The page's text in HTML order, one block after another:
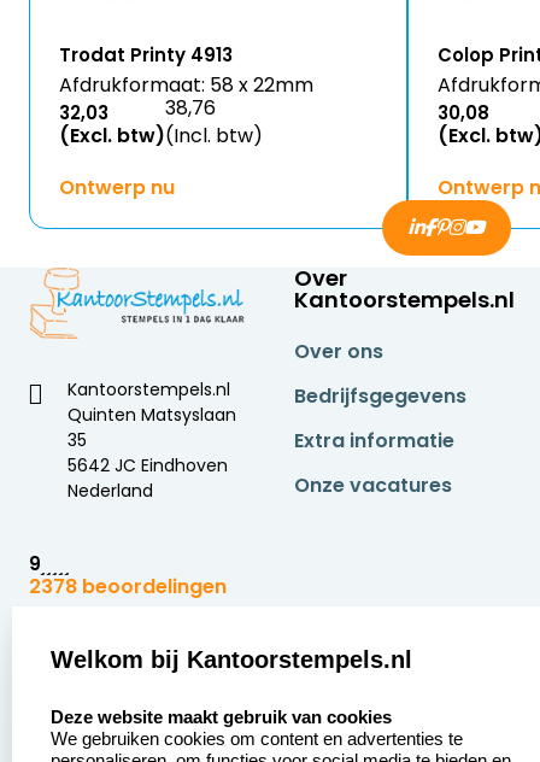
Trodat Printy 4913
Afdrukformaat: 58 x 22mm
32,03
(Excl. btw)
38,76
(Incl. btw)
Ontwerp nu
Colop
30,08
(Excl.
Ontwerp
Kantoorstempels.nl
Quinten Matsyslaan
35
5642 JC Eindhoven
Nederland
9
2378 beoordelingen
Over
Kantoorstempels.nl
Over ons
Bedrijfsgegevens
Extra informatie
Onze vacatures
Zakelijk:
Aanvraag op maat
Betaling &
Klantenservice:
Contact opnemen
Veel gestelde vragen
Welkom bij Kantoorstempels.nl
Deze website maakt gebruik van cookies
We gebruiken cookies om content en advertenties te